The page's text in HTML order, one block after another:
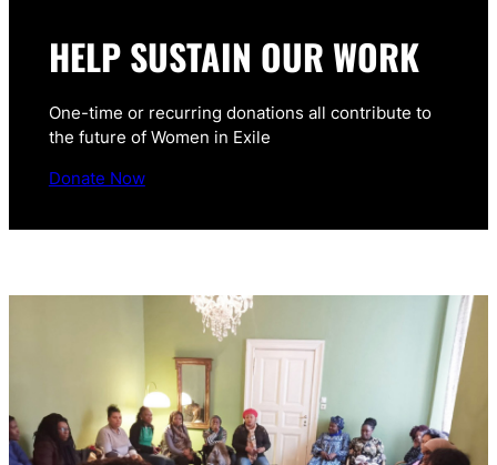
HELP SUSTAIN OUR WORK
One-time or recurring donations all contribute to
the future of Women in Exile
Donate Now